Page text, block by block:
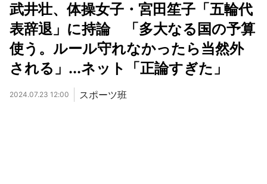
武井壮、体操女子・宮田笙子「五輪代
表辞退」に持論 「多大なる国の予算
使う。ルール守れなかったら当然外
される」...ネット「正論すぎた」
2024.07.23 12:00 スポーツ班